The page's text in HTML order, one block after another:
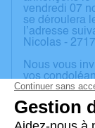
vendredi 07
se déroulera
l’adresse
Nicolas -
Nous vous
vos
une anecdote
poèmes ou
d'expression
BAZILLE.